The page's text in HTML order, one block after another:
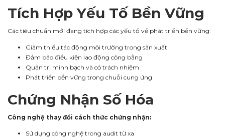
Tích Hợp Yếu Tố Bền Vững
Các tiêu chuẩn mới đang tích hợp các yếu tố về phát triển bền vững:
Giảm thiểu tác động môi trường trong sản xuất
Đảm bảo điều kiện lao động công bằng
Quản trị minh bạch và có trách nhiệm
Phát triển bền vững trong chuỗi cung ứng
Chứng Nhận Số Hóa
Công nghệ thay đổi cách thức chứng nhận:
Sử dụng công nghệ trong audit từ xa